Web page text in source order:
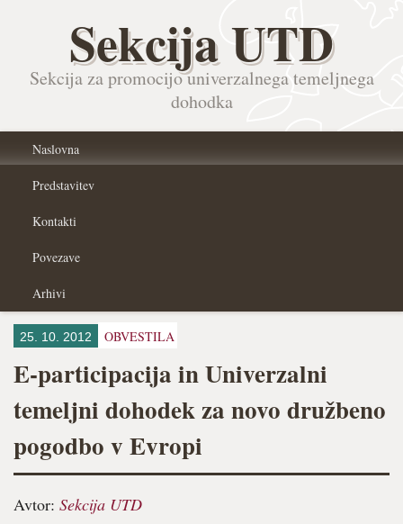
Sekcija UTD
Sekcija za promocijo univerzalnega temeljnega
dohodka
Naslovna
Predstavitev
Kontakti
Povezave
Arhivi
25. 10. 2012 OBVESTILA
E-participacija in Univerzalni
temeljni dohodek za novo družbeno
pogodbo v Evropi
Avtor: Sekcija UTD